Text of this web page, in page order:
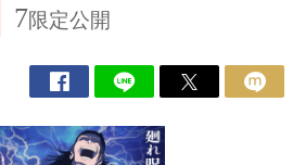
7限定公開